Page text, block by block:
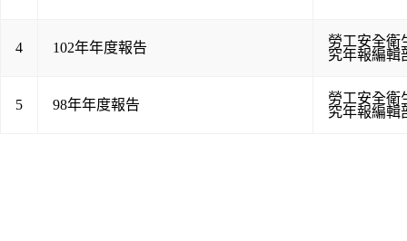
4 102年年度報告
勞工安全衛
究年報編輯
5 98年年度報告
勞工安全衛
究年報編輯